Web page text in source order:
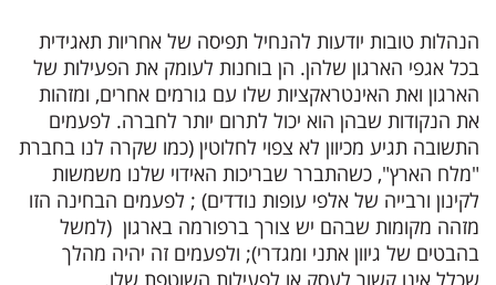
הנהלות טובות יודעות להנחיל תפיסה של אחריות תאגידית
בכל אגפי הארגון שלהן. הן בוחנות לעומק את הפעילות של
הארגון ואת האינטראקציות שלו עם גורמים אחרים, ומזהות
את הנקודות שבהן הוא יכול לתרום יותר לחברה. לפעמים
התשובה תגיע מכיוון לא צפוי לחלוטין (כמו שקרה לנו בחברת
"מלח הארץ", כשהתברר שבריכות האידוי שלנו משמשות
לקינון ורבייה של אלפי עופות נודדים) ; לפעמים הבחינה הזו
מזהה מקומות שבהם יש צורך ברפורמה בארגון (למשל
בהבטים של גיוון אתני ומגדרי); ולפעמים זה יהיה מהלך